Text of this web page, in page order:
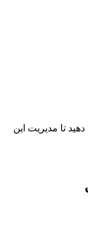
تا مدیریت این